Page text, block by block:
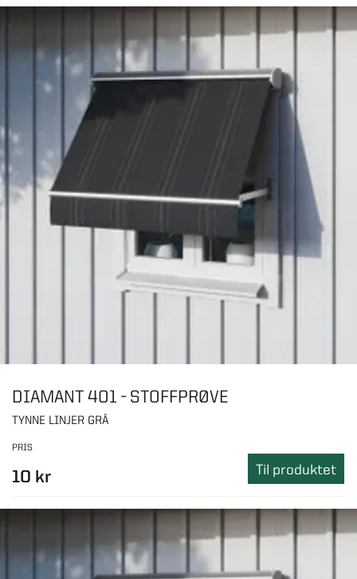
DIAMANT 401 - STOFFPRØVE
TYNNE LINJER GRÅ
PRIS
10 kr Til produktet